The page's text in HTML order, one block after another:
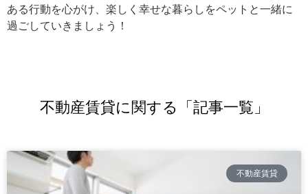
ある行動を心がけ、楽しく幸せな暮らしをペットと一緒に
過ごしていきましょう！
不動産賃貸に関する「記事一覧」
不動産賃貸